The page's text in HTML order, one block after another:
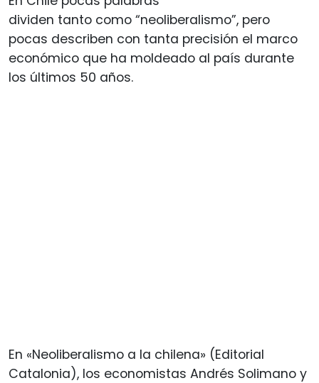
dividen tanto como “neoliberalismo”, pero
pocas describen con tanta precisión el marco
económico que ha moldeado al país durante
los últimos 50 años.
En «Neoliberalismo a la chilena» (Editorial
Catalonia), los economistas Andrés Solimano y